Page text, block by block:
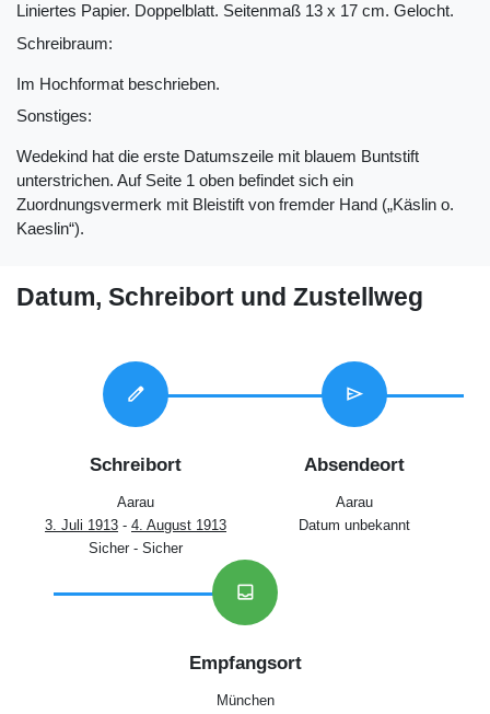
Liniertes Papier. Doppelblatt. Seitenmaß 13 x 17 cm. Gelocht.
Schreibraum:
Im Hochformat beschrieben.
Sonstiges:
Wedekind hat die erste Datumszeile mit blauem Buntstift
unterstrichen. Auf Seite 1 oben befindet sich ein
Zuordnungsvermerk mit Bleistift von fremder Hand („Käslin o.
Kaeslin“).
Datum, Schreibort und Zustellweg
edit
Schreibort
Aarau
3. Juli 1913 - 4. August 1913
Sicher - Sicher
send
Absendeort
Aarau
Datum unbekannt
inbox
Empfangsort
München